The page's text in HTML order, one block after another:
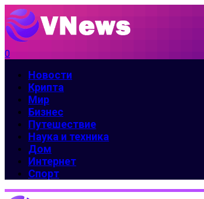
0
Новости
Крипта
Мир
Бизнес
Путешествие
Наука и техника
Дом
Интернет
Спорт